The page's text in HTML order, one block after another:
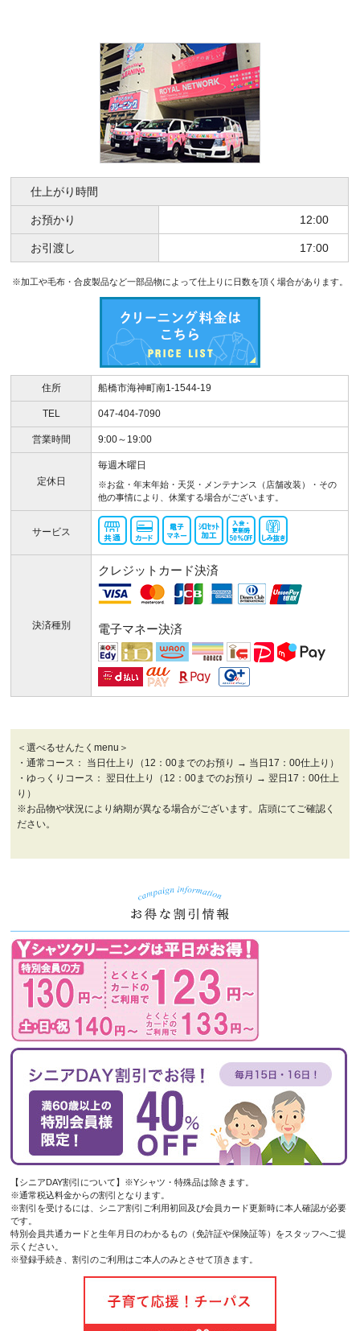
仕上がり時間
お預かり 12:00
お引渡し 17:00
※加工や毛布・合皮製品など一部品物によって仕上りに日数を頂く場合があります。
住所 船橋市海神町南1-1544-19
TEL 047-404-7090
営業時間 9:00～19:00
定休日
毎週木曜日
※お盆・年末年始・天災・メンテナンス（店舗改装）・その
他の事情により、休業する場合がございます。
サービス
決済種別
クレジットカード決済
電子マネー決済
＜選べるせんたくmenu＞
・通常コース： 当日仕上り（12：00までのお預り → 当日17：00仕上り）
・ゆっくりコース： 翌日仕上り（12：00までのお預り → 翌日17：00仕上
り）
※お品物や状況により納期が異なる場合がございます。店頭にてご確認く
ださい。
【シニアDAY割引について】※Yシャツ・特殊品は除きます。
※通常税込料金からの割引となります。
※割引を受けるには、シニア割引ご利用初回及び会員カード更新時に本人確認が必要
です。
特別会員共通カードと生年月日のわかるもの（免許証や保険証等）をスタッフへご提
示ください。
※登録手続き、割引のご利用はご本人のみとさせて頂きます。